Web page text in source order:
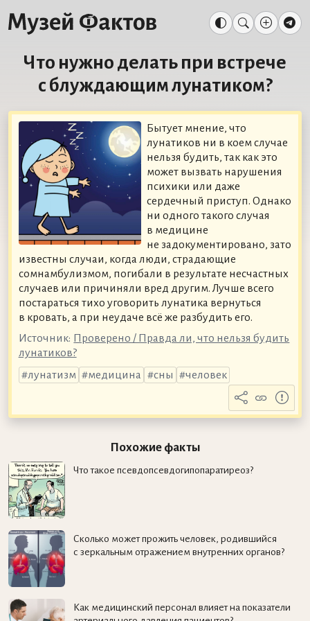
Что нужно делать при встрече
с блуждающим лунатиком?
Бытует мнение, что
лунатиков ни в коем случае
нельзя будить, так как это
может вызвать нарушения
психики или даже
сердечный приступ. Однако
ни одного такого случая
в медицине
не задокументировано, зато
известны случаи, когда люди, страдающие
сомнамбулизмом, погибали в результате несчастных
случаев или причиняли вред другим. Лучше всего
постараться тихо уговорить лунатика вернуться
в кровать, а при неудаче всё же разбудить его.
Источник: Проверено / Правда ли, что нельзя будить
лунатиков?
лунатизм
медицина сны человек
Похожие факты
Что такое псевдопсевдогипопаратиреоз?
Сколько может прожить человек, родившийся
с зеркальным отражением внутренних органов?
Как медицинский персонал влияет на показатели